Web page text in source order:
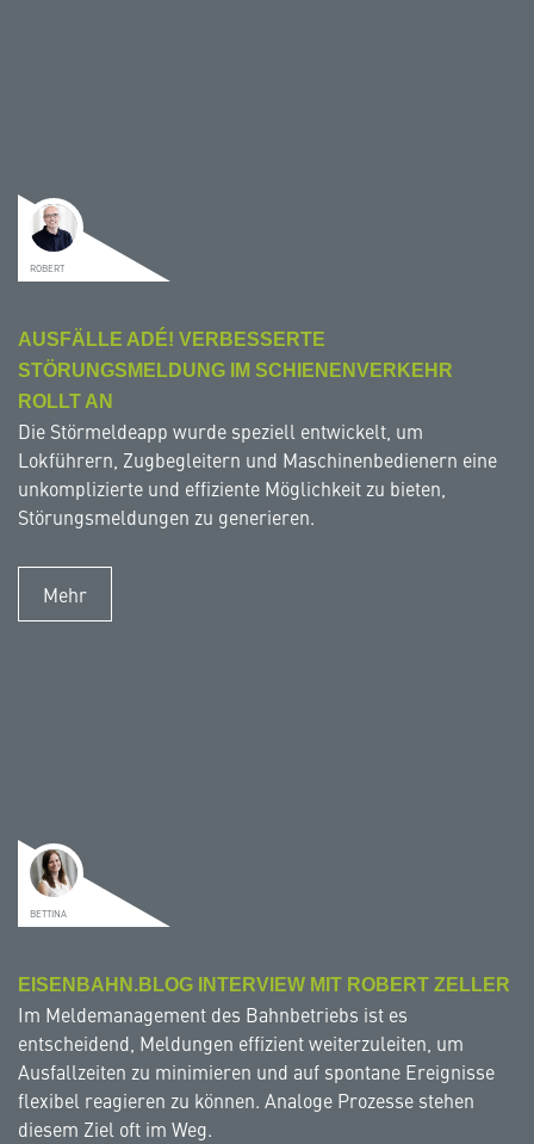
ROBERT
AUSFÄLLE ADÉ! VERBESSERTE
STÖRUNGSMELDUNG IM SCHIENENVERKEHR
ROLLT AN
Die Störmeldeapp wurde speziell entwickelt, um
Lokführern, Zugbegleitern und Maschinenbedienern eine
unkomplizierte und effiziente Möglichkeit zu bieten,
Störungsmeldungen zu generieren.
Mehr
BETTINA
EISENBAHN.BLOG INTERVIEW MIT ROBERT ZELLER
Im Meldemanagement des Bahnbetriebs ist es
entscheidend, Meldungen effizient weiterzuleiten, um
Ausfallzeiten zu minimieren und auf spontane Ereignisse
flexibel reagieren zu können. Analoge Prozesse stehen
diesem Ziel oft im Weg.